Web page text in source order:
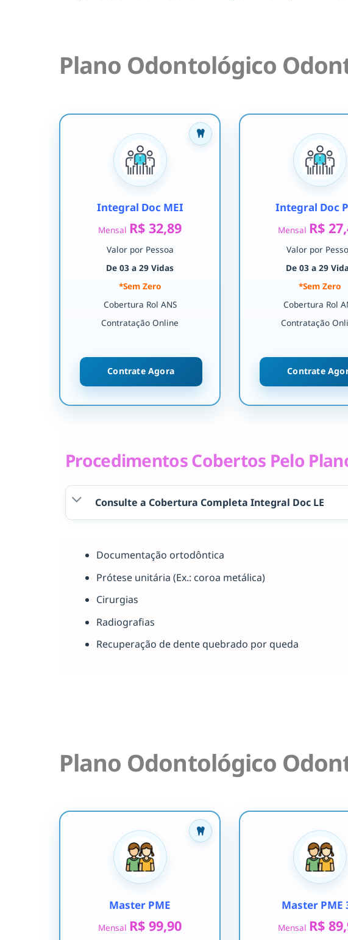
Plano Odontológico
Integral Doc MEI
Mensal R$ 32,89
Valor por Pessoa
De 03 a 29 Vidas
*Sem Zero
Cobertura Rol ANS
Contratação Online
Contrate Agora
Integral Doc
Mensal R$
Valor por
De 03 a 29
*Sem Zero
Cobertura Rol
Contratação
Contrate
Procedimentos Cobertos Pelo
Consulte a Cobertura Completa Integral Doc LE
Documentação ortodôntica
Prótese unitária (Ex.: coroa metálica)
Cirurgias
Radiografias
Recuperação de dente quebrado por queda
Plano Odontológico
Master PME
Mensal R$ 99,90
Master PME
Mensal R$